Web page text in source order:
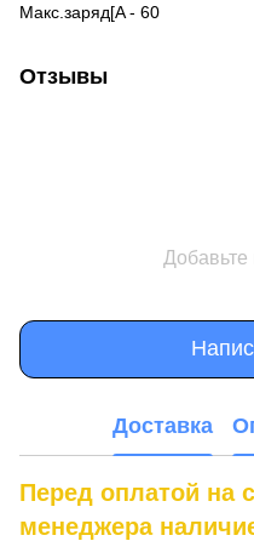
Макс.заряд[A - 60
Отзывы
Доставка
Перед оплатой на
менеджера